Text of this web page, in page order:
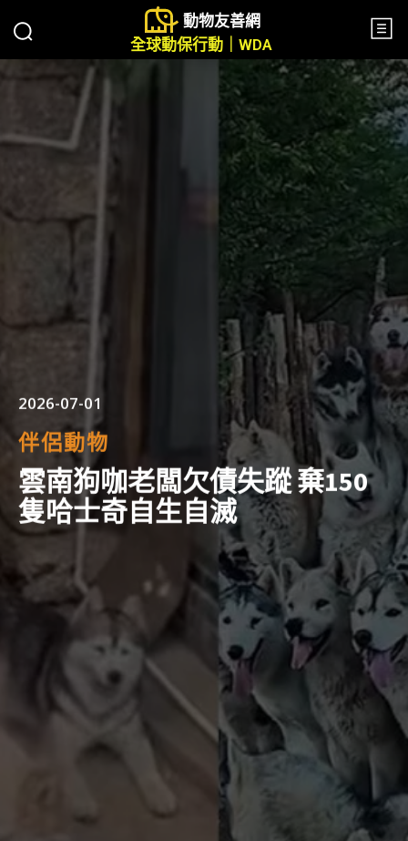
動物友善網
全球動保行動｜WDA
2026-07-01
伴侶動物
雲南狗咖老闆欠債失蹤 棄150
隻哈士奇自生自滅